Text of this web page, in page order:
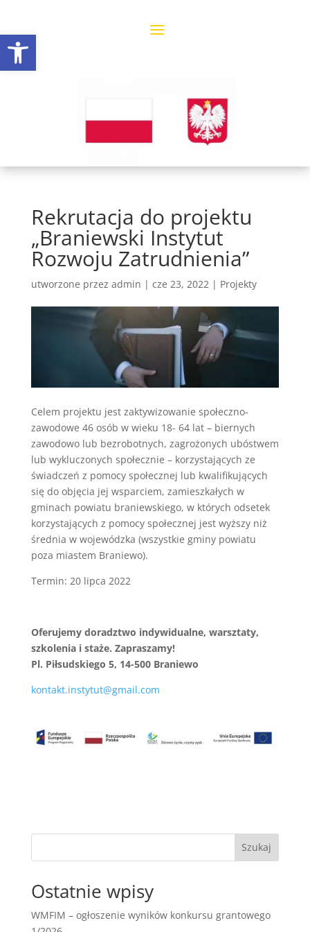
Open toolbar
Rekrutacja do projektu
„Braniewski Instytut
Rozwoju Zatrudnienia”
utworzone przez admin | cze 23, 2022| Projekty
Celem projektu jest zaktywizowanie społeczno-
zawodowe 46 osób w wieku 18- 64 lat – biernych
zawodowo lub bezrobotnych, zagrożonych ubóstwem
lub wykluczonych społecznie – korzystających ze
świadczeń z pomocy społecznej lub kwalifikujących
się do objęcia jej wsparciem, zamieszkałych w
gminach powiatu braniewskiego, w których odsetek
korzystających z pomocy społecznej jest wyższy niż
średnia w wojewódzka (wszystkie gminy powiatu
poza miastem Braniewo).
Termin: 20 lipca 2022
Oferujemy doradztwo indywidualne, warsztaty,
szkolenia i staże. Zapraszamy!
Pl. Piłsudskiego 5, 14-500 Braniewo
kontakt.instytut@gmail.com
Szukaj
Ostatnie wpisy
WMFIM – ogłoszenie wyników konkursu grantowego